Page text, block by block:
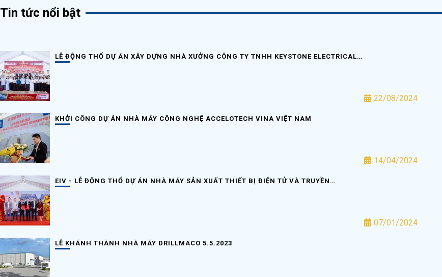
Tin tức nổi bật
LỄ ĐỘNG THỔ DỰ ÁN XÂY DỰNG NHÀ XƯỞNG CÔNG TY TNHH KEYSTONE ELECTRICAL…
22/08/2024
KHỞI CÔNG DỰ ÁN NHÀ MÁY CÔNG NGHỆ ACCELOTECH VINA VIỆT NAM
14/04/2024
EIV - LỄ ĐỘNG THỔ DỰ ÁN NHÀ MÁY SẢN XUẤT THIẾT BỊ ĐIỆN TỬ VÀ TRUYỀN…
07/01/2024
LỄ KHÁNH THÀNH NHÀ MÁY DRILLMACO 5.5.2023